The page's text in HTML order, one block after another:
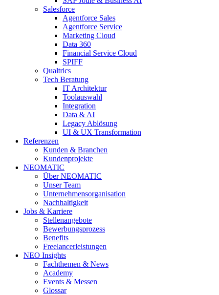
Salesforce
Agentforce Sales
Agentforce Service
Marketing Cloud
Data 360
Financial Service Cloud
SPIFF
Qualtrics
Tech Beratung
IT Architektur
Toolauswahl
Integration
Data & AI
Legacy Ablösung
UI & UX Transformation
Referenzen
Kunden & Branchen
Kundenprojekte
NEOMATIC
Über NEOMATIC
Unser Team
Unternehmensorganisation
Nachhaltigkeit
Jobs & Karriere
Stellenangebote
Bewerbungsprozess
Benefits
Freelancerleistungen
NEO Insights
Fachthemen & News
Academy
Events & Messen
Glossar